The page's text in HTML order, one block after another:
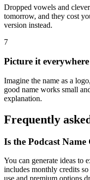
Dropped vowels and
tomorrow, and they cost
version instead.
7
Picture it everywhere
Imagine the name as a
good name works small
explanation.
Frequently
Is the Podcast Name
You can generate ideas to
includes monthly credits